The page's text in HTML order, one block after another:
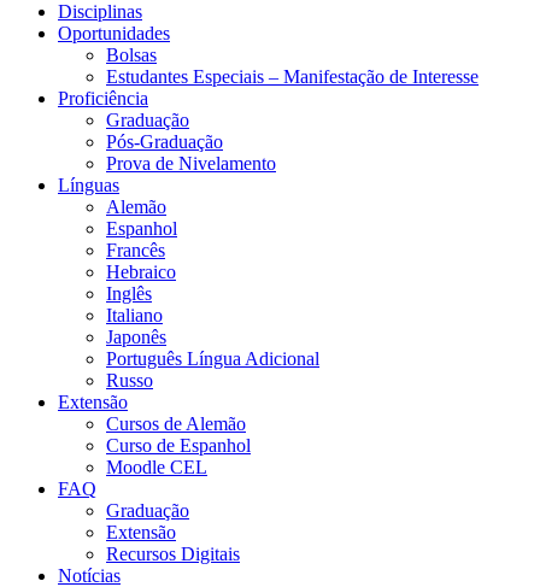
Disciplinas
Oportunidades
Bolsas
Estudantes Especiais – Manifestação de Interesse
Proficiência
Graduação
Pós-Graduação
Prova de Nivelamento
Línguas
Alemão
Espanhol
Francês
Hebraico
Inglês
Italiano
Japonês
Português Língua Adicional
Russo
Extensão
Cursos de Alemão
Curso de Espanhol
Moodle CEL
FAQ
Graduação
Extensão
Recursos Digitais
Notícias